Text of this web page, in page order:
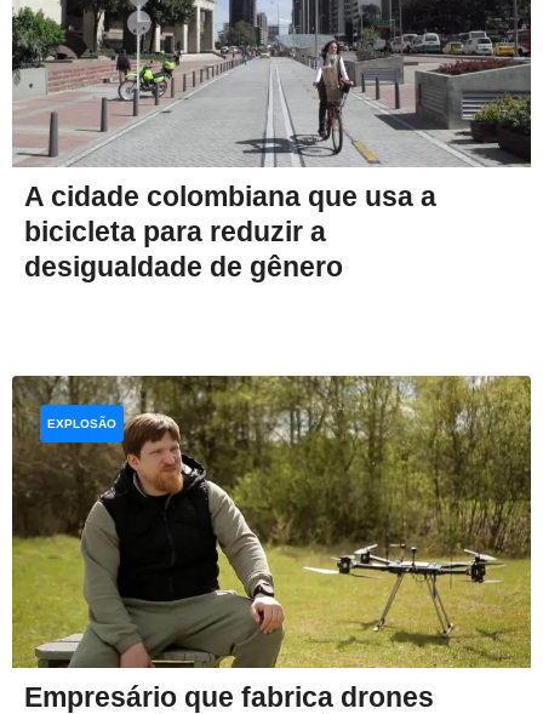
A cidade colombiana que usa a
bicicleta para reduzir a
desigualdade de gênero
Empresário que fabrica drones
EXPLOSÃO